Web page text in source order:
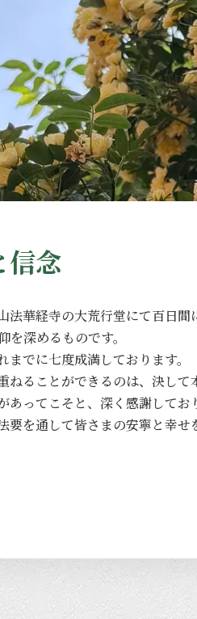
信念
法華経寺の大荒行堂にて百日間
を深める ものです。
までに七度成満しております。
ねる ことができるのは、 決して
あってこそと、 深く 感謝してお
要を通して皆さまの安寧と幸せ